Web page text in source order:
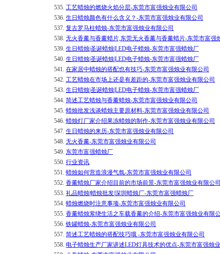
535. 工艺蜡烛的燃烧火焰分层-东莞市富强烛业有限公司
536. 生日蜡烛颜色有什么含义？-东莞市富强烛业有限公司
537. 复古罗马柱蜡烛-东莞市富强烛业有限公司
538. 无火香薰与香薰蜡片,东莞无火香薰与香薰蜡片-东莞市富强
539. 生日蜡烛|圣诞蜡烛|LED电子蜡烛-东莞市富强蜡烛厂
540. 生日蜡烛|圣诞蜡烛|LED电子蜡烛-东莞市富强蜡烛厂
541. 在家居中蜡烛的搭配也有技巧-东莞市富强烛业有限公司
542. 工艺蜡烛在市场上还是有差距的-东莞市富强烛业有限公司
543. 生日蜡烛|圣诞蜡烛|LED电子蜡烛-东莞市富强蜡烛厂
544. 简述工艺蜡烛与香薰蜡烛-东莞市富强烛业有限公司
545. 蜡烛批发浅谈蜡烛主要原材料-东莞市富强烛业有限公司
546. 蜡烛灯厂家介绍果冻蜡烛的制作-东莞市富强烛业有限公司
547. 生日蜡烛的来历-东莞市富强烛业有限公司
548. 无火香薰-东莞市富强烛业有限公司
549. 东莞市富强蜡烛厂
550. 行业资讯
551. 蜡烛如何营造浪漫气氛-东莞市富强烛业有限公司
552. 香薰蜡烛厂家介绍目前的市场前景-东莞市富强烛业有限公
553. 礼品蜡烛|蜡烛批发|深圳蜡烛厂-东莞市富强蜡烛厂
554. 蜡烛燃烧时注意事项-东莞市富强烛业有限公司
555. 香薰蜡烛萦绕生活之车载香薰的介绍-东莞市富强烛业有限
556. 铁罐蜡烛-东莞市富强烛业有限公司
557. 简述工艺蜡烛的搭配技巧哦 -东莞市富强烛业有限公司
558. 电子蜡烛生产厂家讲述LED灯具技术的优点-东莞市富强烛